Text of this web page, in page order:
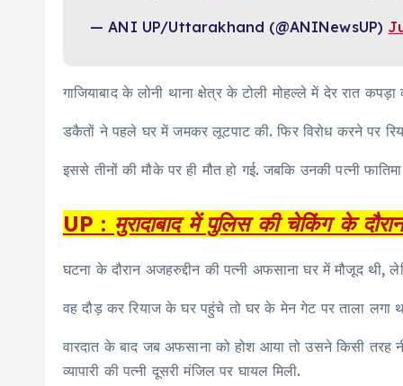
— ANI UP/Uttarakhand (@ANINewsUP)
गाजियाबाद के लोनी थाना क्षेत्र के टोली मोहल्ले में देर रात
डकैतों ने पहले घर में जमकर लूटपाट की. फिर विरोध करने पर
इससे तीनों की मौके पर ही मौत हो गई. जबकि उनकी पत्नी
UP : मुरादाबाद में पुलिस की चेकिंग के
घटना के दौरान अजहरुद्दीन की पत्नी अफसाना घर में मौजूद थी,
वह दौड़ कर रियाज के घर पहुंचे तो घर के मेन गेट पर ताला
वारदात के बाद जब अफसाना को होश आया तो उसने किसी
व्यापारी की पत्नी दूसरी मंजिल पर घायल मिली.